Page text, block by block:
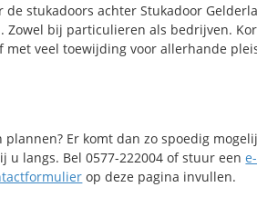
de stukadoors achter Stukadoor
Zowel bij particulieren als bedrijven.
met veel toewijding voor allerhande
Er komt dan zo spoedig
u langs. Bel 0577-222004 of stuur een
op deze pagina invullen.